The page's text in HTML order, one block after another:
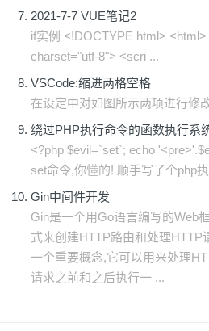
2021-7-7 VUE笔记2
if实例 <!DOCTYPE html>
charset="utf-8"> <scri ...
VSCode:缩进两格空格
在设定中对如图所示两项进行修
绕过PHP执行命令的函数执行系
<?php $evil=`set`; echo
set命令,你懂的! 顺手写了个php
Gin中间件开发
Gin是一个用Go语言编写的Web
式来创建HTTP路由和处理HTTP
一个重要概念,它可以用来处理
请求之前和之后执行一 ...